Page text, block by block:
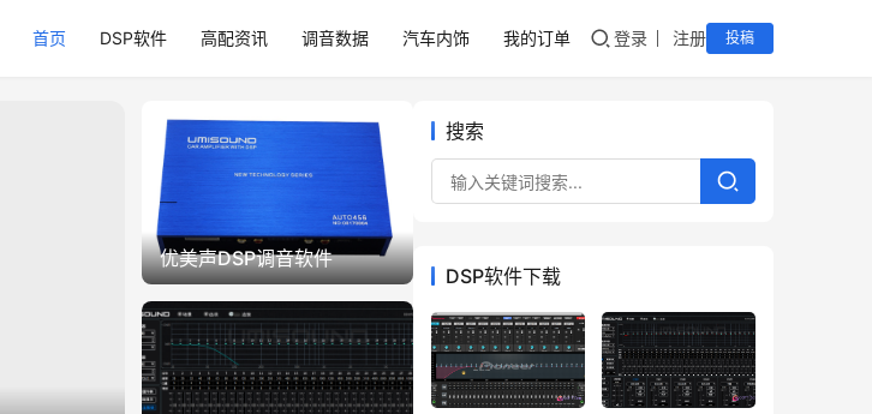
首页 DSP软件 高配资讯 调音数据 汽车内饰 我的订单 登录 注册 投稿
优美声DSP调音软件
搜索
DSP软件下载